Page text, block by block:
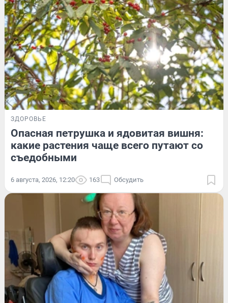
ЗДОРОВЬЕ
Опасная петрушка и ядовитая вишня:
какие растения чаще всего путают со
съедобными
6 августа, 2026, 12:20 163 Обсудить